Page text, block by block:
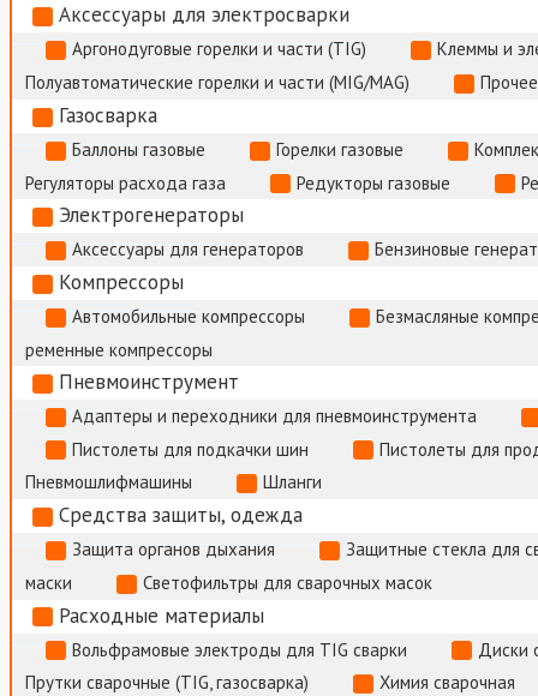
Аксессуары для электросварки
Аргонодуговые горелки и части (TIG)
Клеммы и
Полуавтоматические горелки и части (MIG/MAG)
Газосварка
Баллоны газовые Горелки газовые
Регуляторы расхода газа
Редукторы газовые
Электрогенераторы
Аксессуары для генераторов Бензиновые
Компрессоры
Автомобильные компрессоры
Безмасляные
ременные компрессоры
Пневмоинструмент
Адаптеры и переходники для пневмоинструмента
Пистолеты для подкачки шин
Пистолеты для
Пневмошлифмашины
Шланги
Средства защиты, одежда
Защита органов дыхания
Защитные стекла для
маски
Светофильтры для сварочных масок
Расходные материалы
Вольфрамовые электроды для TIG сварки
Диски
Прутки сварочные (TIG, газосварка)
Химия сварочная